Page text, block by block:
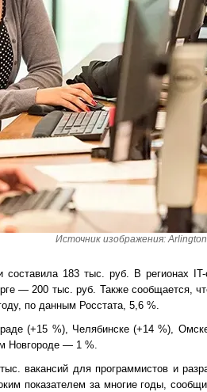
Источник изображения:
183 тыс. руб. В регионах
— 200 тыс. руб. Также сообщается,
по данным Росстата, 5,6 %.
(+15 %), Челябинске (+14 %),
Новгороде — 1 %.
вакансий для программистов и
показателем за многие годы,